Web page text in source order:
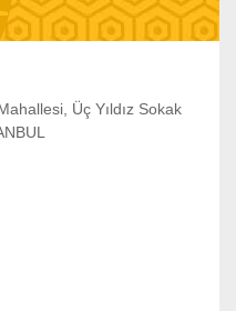
Üç Yıldız Sokak